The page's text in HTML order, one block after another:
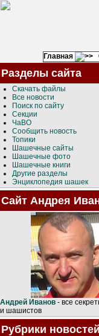
Главная
Разделы сайта
Скачать файлы
Все новости
Поиск по сайту
Секции
ЧаВО
Сообщить новость
Топики
Шашечные сайты
Шашечные фото
Шашечные книги
Другие разделы
Энциклопедия шашек
Сайт Андрея
Андрей Иванов - все
и шашистов
Рубрики новостей